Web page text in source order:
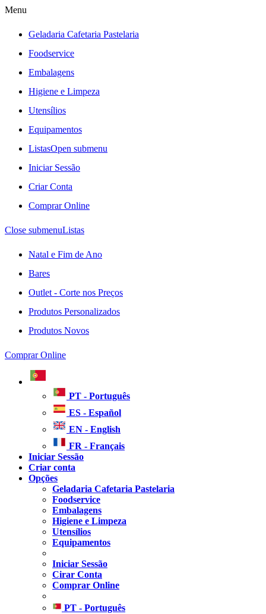
Menu
Geladaria Cafetaria Pastelaria
Foodservice
Embalagens
Higiene e Limpeza
Utensílios
Equipamentos
ListasOpen submenu
Iniciar Sessão
Criar Conta
Comprar Online
Close submenuListas
Natal e Fim de Ano
Bares
Outlet - Corte nos Preços
Produtos Personalizados
Produtos Novos
Comprar Online
PT - Português
ES - Español
EN - English
FR - Français
Iniciar Sessão
Criar conta
Opções
Geladaria Cafetaria Pastelaria
Foodservice
Embalagens
Higiene e Limpeza
Utensílios
Equipamentos
Iniciar Sessão
Cirar Conta
Comprar Online
PT - Português